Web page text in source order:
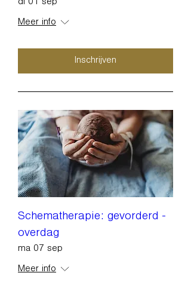
di 01 sep
Meer info
Inschrijven
Schematherapie: gevorderd -
overdag
ma 07 sep
Meer info